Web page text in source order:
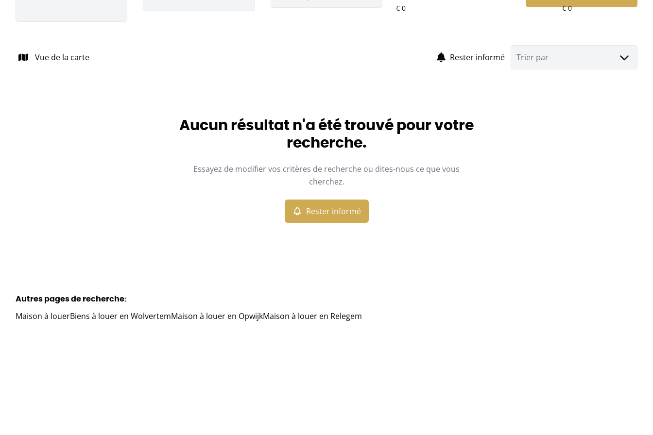
Vue de la carte Rester informé Trier par
Aucun résultat n'a été trouvé pour votre
recherche.
Essayez de modifier vos critères de recherche ou dites-nous ce que vous
cherchez.
Rester informé
Autres pages de recherche:
Maison à louerBiens à louer en WolvertemMaison à louer en OpwijkMaison à louer en Relegem